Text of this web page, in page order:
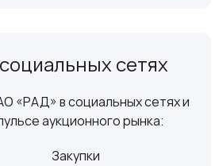
сетях
«РАД» в социальных сетях и
аукционного рынка:
Закупки